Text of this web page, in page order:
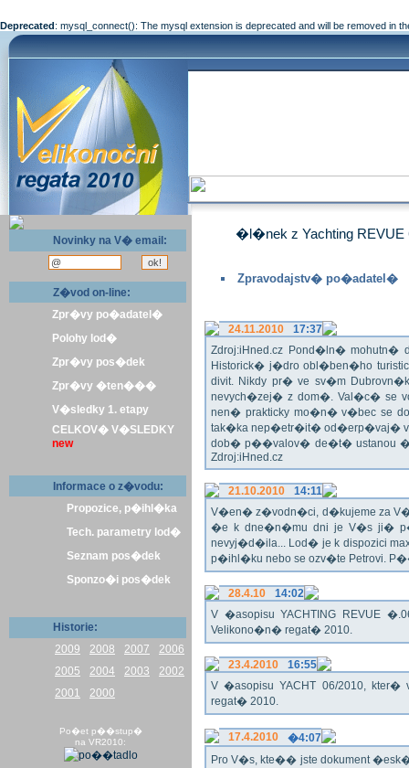
Deprecated: mysql_connect(): The mysql extension is deprecated and will be removed in
Novinky na V� email:
Z�vod on-line:
Zpr�vy po�adatel�
Polohy lod�
Zpr�vy pos�dek
Zpr�vy �ten���
V�sledky 1. etapy
CELKOV� V�SLEDKY
new
Informace o z�vodu:
Propozice, p�ihl�ka
Tech. parametry lod�
Seznam pos�dek
Sponzo�i pos�dek
Historie:
2009
2008 2007
2006
2005
2004 2003
2002
2001
2000
Po�et p��stup�
na VR2010:
�l�nek z Yachting REVUE
Zpravodajstv� po�adatel�
24.11.2010
17:37
Zdroj:iHned.cz Pond�ln�
Historick� j�dro obl�ben�ho
divit. Nikdy pr� ve sv�m
nevych�zej� z dom�. Val�c� se
nen� prakticky mo�n� v�bec se
tak�ka nep�etr�it� od�erp�vaj�
dob� p��valov� de�t� ustanou
Zdroj:iHned.cz
21.10.2010
14:11
V�en� z�vodn�ci, d�kujeme za V�
�e k dne�n�mu dni je V�s ji�
nevyj�d�ila... Lod� je k dispozici
p�ihl�ku nebo se ozv�te Petrovi.
28.4.10
14:02
V �asopisu YACHTING REVUE
Velikono�n� regat� 2010.
23.4.2010
16:55
V �asopisu YACHT 06/2010,
regat� 2010.
17.4.2010
�4:07
Pro V�s, kte�� jste dokument